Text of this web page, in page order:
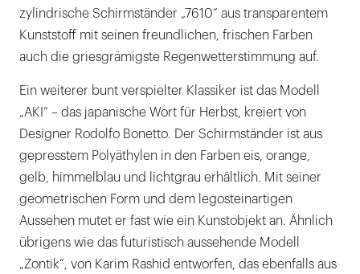
zylindrische Schirmständer „7610“ aus transparentem
Kunststoff mit seinen freundlichen, frischen Farben
auch die griesgrämigste Regenwetterstimmung auf.
Ein weiterer bunt verspielter Klassiker ist das Modell
„AKI“ – das japanische Wort für Herbst, kreiert von
Designer Rodolfo Bonetto. Der Schirmständer ist aus
gepresstem Polyäthylen in den Farben eis, orange,
gelb, himmelblau und lichtgrau erhältlich. Mit seiner
geometrischen Form und dem legosteinartigen
Aussehen mutet er fast wie ein Kunstobjekt an. Ähnlich
übrigens wie das futuristisch aussehende Modell
„Zontik“, von Karim Rashid entworfen, das ebenfalls aus